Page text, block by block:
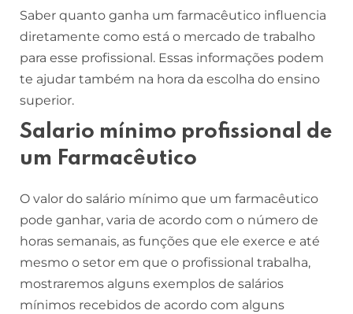
Saber quanto ganha um farmacêutico influencia
diretamente como está o mercado de trabalho
para esse profissional. Essas informações podem
te ajudar também na hora da escolha do ensino
superior.
Salario mínimo profissional de
um Farmacêutico
O valor do salário mínimo que um farmacêutico
pode ganhar, varia de acordo com o número de
horas semanais, as funções que ele exerce e até
mesmo o setor em que o profissional trabalha,
mostraremos alguns exemplos de salários
mínimos recebidos de acordo com alguns